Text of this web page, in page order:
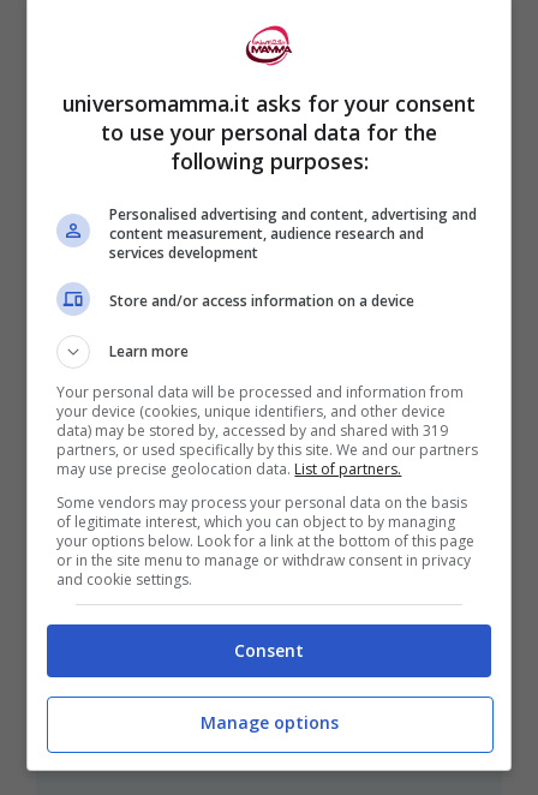
tutti i vantaggi
dell’allattamento al seno
12 Dicembre 2024 Loriana Lionetti
L’allattamento al seno è un argomento
che ha guadagnato notevole
attenzione sia nella ricerca scientifica
che nel dibattito pubblico. Le ricerche
...
Leggi Tutto
universomamma.it asks for your consent
to use your personal data for the
following purposes:
Personalised advertising and content, advertising and
content measurement, audience research and
services development
Store and/or access information on a device
Learn more
Your personal data will be processed and information from
your device (cookies, unique identifiers, and other device
data) may be stored by, accessed by and shared with 319
partners, or used specifically by this site. We and our partners
may use precise geolocation data. List of partners.
Some vendors may process your personal data on the basis
of legitimate interest, which you can object to by managing
your options below. Look for a link at the bottom of this page
or in the site menu to manage or withdraw consent in privacy
and cookie settings.
Consent
Manage options